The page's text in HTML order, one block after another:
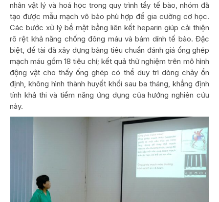
nhân vật lý và hoá học trong quy trình tẩy tế bào, nhóm đã
tạo được mẫu mạch vô bào phù hợp để gia cường cơ học.
Các bước xử lý bề mặt bằng liên kết heparin giúp cải thiện
rõ rệt khả năng chống đông máu và bám dính tế bào. Đặc
biệt, đề tài đã xây dựng bảng tiêu chuẩn đánh giá ống ghép
mạch máu gồm 18 tiêu chí; kết quả thử nghiệm trên mô hình
động vật cho thấy ống ghép có thể duy trì dòng chảy ổn
định, không hình thành huyết khối sau ba tháng, khẳng định
tính khả thi và tiềm năng ứng dụng của hướng nghiên cứu
này.